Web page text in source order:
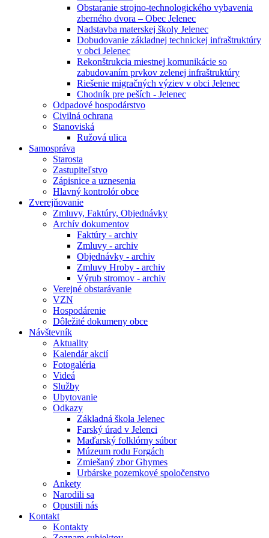
Obstaranie strojno-technologického vybavenia
zberného dvora – Obec Jelenec
Nadstavba materskej školy Jelenec
Dobudovanie základnej technickej infraštruktúry
v obci Jelenec
Rekonštrukcia miestnej komunikácie so
zabudovaním prvkov zelenej infraštruktúry
Riešenie migračných výziev v obci Jelenec
Chodník pre peších - Jelenec
Odpadové hospodárstvo
Civilná ochrana
Stanoviská
Ružová ulica
Samospráva
Starosta
Zastupiteľstvo
Zápisnice a uznesenia
Hlavný kontrolór obce
Zverejňovanie
Zmluvy, Faktúry, Objednávky
Archív dokumentov
Faktúry - archiv
Zmluvy - archiv
Objednávky - archiv
Zmluvy Hroby - archiv
Výrub stromov - archiv
Verejné obstarávanie
VZN
Hospodárenie
Dôležité dokumeny obce
Návštevník
Aktuality
Kalendár akcií
Fotogaléria
Videá
Služby
Ubytovanie
Odkazy
Základná škola Jelenec
Farský úrad v Jelenci
Maďarský folklórny súbor
Múzeum rodu Forgách
Zmiešaný zbor Ghymes
Urbárske pozemkové spoločenstvo
Ankety
Narodili sa
Opustili nás
Kontakt
Kontakty